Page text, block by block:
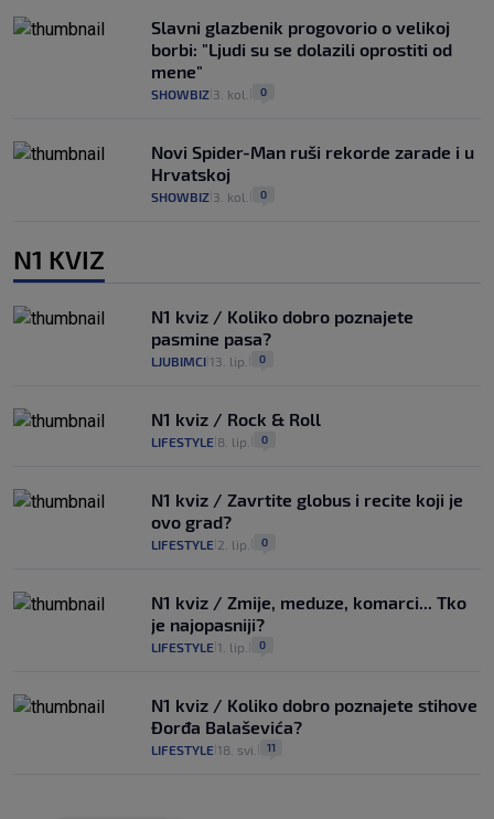
Slavni glazbenik progovorio o velikoj
borbi: "Ljudi su se dolazili oprostiti od
mene"
SHOWBIZ 3. kol. 0
Novi Spider-Man ruši rekorde zarade i u
Hrvatskoj
SHOWBIZ 3. kol. 0
N1 KVIZ
N1 kviz / Koliko dobro poznajete
pasmine pasa?
LJUBIMCI 13. lip. 0
N1 kviz / Rock & Roll
LIFESTYLE 8. lip. 0
N1 kviz / Zavrtite globus i recite koji je
ovo grad?
LIFESTYLE 2. lip. 0
N1 kviz / Zmije, meduze, komarci... Tko
je najopasniji?
LIFESTYLE 1. lip. 0
N1 kviz / Koliko dobro poznajete stihove
Đorđa Balaševića?
LIFESTYLE 18. svi. 11